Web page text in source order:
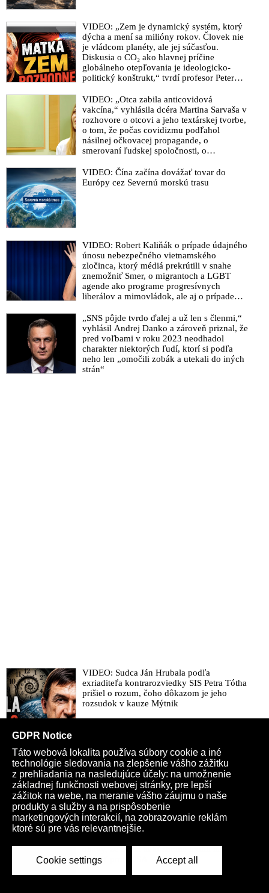
VIDEO: „Zem je dynamický systém, ktorý
dýcha a mení sa milióny rokov. Človek nie
je vládcom planéty, ale jej súčasťou.
Diskusia o CO₂ ako hlavnej príčine
globálneho otepľovania je ideologicko-
politický konštrukt,“ tvrdí profesor Peter
povrchu planéty a o tom, že súčasné
extrémne počasie a sprevádzajúce
klimatické javy, katastrofy a prírodné
zmeny na Zemi sú súčasťou galaktického
cyklu a širšej planetárnej a geologickej
transformácie
VIDEO: „Otca zabila anticovidová
vakcína,“ vyhlásila dcéra Martina Sarvaša v
rozhovore o otcovi a jeho textárskej tvorbe,
o tom, že počas covidizmu podľahol
násilnej očkovacej propagande, o
smerovaní ľudskej spoločnosti, o
duchovného sveta, ale aj o tom, ako Maťo
Ďurinda začal svoje politické názory
VIDEO: Čína začína dovážať tovar do
Európy cez Severnú morskú trasu
VIDEO: Robert Kaliňák o prípade údajného
únosu nebezpečného vietnamského
zločinca, ktorý médiá prekrútili v snahe
znemožniť Smer, o migrantoch a LGBT
agende ako programe progresívnych
liberálov a mimovládok, ale aj o prípade
názor
„SNS pôjde tvrdo ďalej a už len s členmi,“
vyhlásil Andrej Danko a zároveň priznal, že
pred voľbami v roku 2023 neodhadol
charakter niektorých ľudí, ktorí si podľa
neho len „omočili zobák a utekali do iných
strán“
VIDEO: Sudca Ján Hrubala podľa
exriaditeľa kontrarozviedky SIS Petra Tótha
prišiel o rozum, čoho dôkazom je jeho
rozsudok v kauze Mýtnik
Dovoz ruského LNG do EÚ v júni prudko
vzrástol. Rusko predajom skvapalneného
zemného plynu do štátov Európskej únie
zarába desiatky miliónov eur denne
VIDEO: Americký prezident Donald Trump
najskôr Ukrajine verejne prisľúbil licenciu
obavy, že by sa tieto zbrane mohli nakoniec
obrátiť proti USA